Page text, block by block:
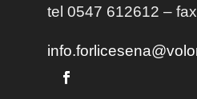
tel 0547 612612 –